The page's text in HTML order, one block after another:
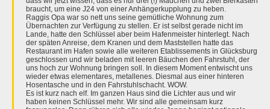
braucht, um eine J24 von einer Anhängerkupplung zu heben.
Raggis Opa war so nett uns seine gemütliche Wohnung zum
Übernachten zur Verfügung zu stellen. Er ist selbst gerade nicht im
Lande, hatte den Schlüssel aber beim Hafenmeister hinterlegt. Nach
der späten Anreise, dem Kranen und dem Maststellen hatte das
Restaurant im Hafen sowie alle weiteren Etablissements in Glücksburg
geschlossen und wir beladen mit leeren Bäuchen den Fahrstuhl, der
uns hoch zur Wohnung bringen soll. In diesem Moment entwischt uns
wieder etwas elementares, metallenes. Diesmal aus einer hinteren
Hosentasche und in den Fahrstuhlschacht. WOW.
Es ist kurz nach elf. Im ganzen Haus sind die Lichter aus und wir
haben keinen Schlüssel mehr. Wir sind alle gemeinsam kurz